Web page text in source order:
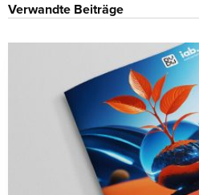
Verwandte Beiträge